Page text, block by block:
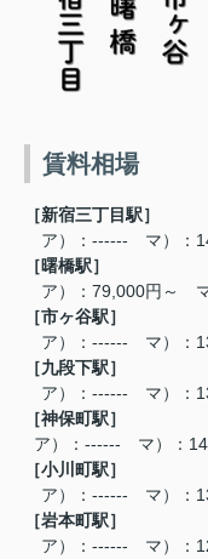
賃料相場
［新宿三丁目駅］
ア）：------ マ）：
［曙橋駅］
ア）：79,000円～
［市ヶ谷駅］
ア）：------ マ）：
［九段下駅］
ア）：------ マ）：
［神保町駅］
ア）：------ マ）：
［小川町駅］
ア）：------ マ）：
［岩本町駅］
ア）：------ マ）：